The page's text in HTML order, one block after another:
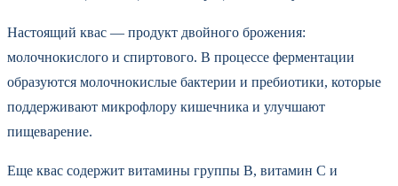
Настоящий квас — продукт двойного брожения:
молочнокислого и спиртового. В процессе ферментации
образуются молочнокислые бактерии и пребиотики, которые
поддерживают микрофлору кишечника и улучшают
пищеварение.
Еще квас содержит витамины группы B, витамин C и